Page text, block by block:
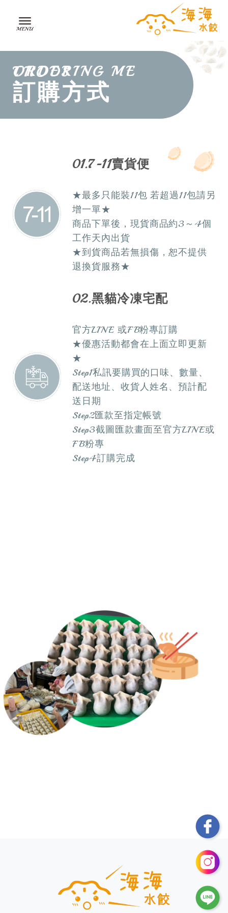
ORDERING METHODS
訂購方式
01.7-11賣貨便
★最多只能裝11包 若超過11包請另
增一單★
商品下單後，現貨商品約3～4個
工作天內出貨
★到貨商品若無損傷，恕不提供
退換貨服務★
02.黑貓冷凍宅配
官方LINE 或FB粉專訂購
★優惠活動都會在上面立即更新
★
Step1私訊要購買的口味、數量、
配送地址、收貨人姓名、預計配
送日期
Step2匯款至指定帳號
Step3截圖匯款畫面至官方LINE或
FB粉專
Step4訂購完成